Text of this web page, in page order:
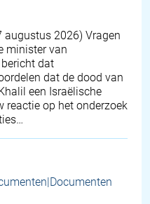
augustus 2026) Vragen
minister van
dat
dat de dood van
een Israëlische
reactie op het onderzoek